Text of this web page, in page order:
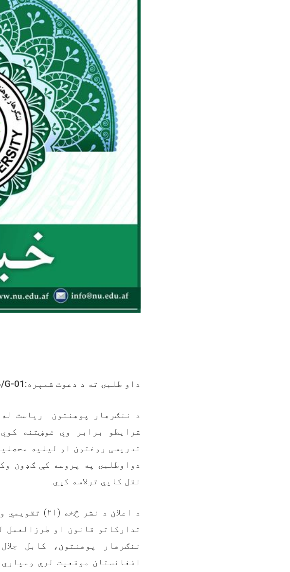
داو طلبۍ ته د دعوت شمېره:MOHE/NU/1405/NCB/G-01
د ننګرهار پوهنتون
رياست
شرايطو برابر وي غوښتنه
تدریسی روغتون او ليليه
دواوطلبۍ په پروسه کې ګډون
نقل کاپي ترلاسه کړي.
د اعلان د
تدارکاتو قانون او طرزالعمل
ننګرهار پوهنتون، کابل
افغانستان موقعيت لري